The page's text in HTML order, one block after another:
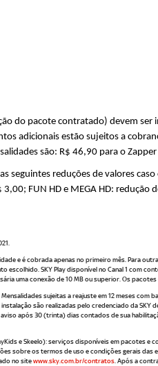
do pacote contratado) devem
adicionais estão sujeitos a
são: R$ 46,90 para o
seguintes reduções de valores
FUN HD e MEGA HD: redução
e é cobrada apenas no primeiro mês. Para
SKY Play disponível no Canal 1 com
uma conexão de 10 MB ou superior. Os
sujeitas a reajuste em 12 meses
são realizadas pelo credenciado da
após 30 (trinta) dias contados de sua
e Skeelo): serviços disponíveis em
sobre os termos de uso e condições gerais das
no sitewww.sky.com.br/contratos. Após a